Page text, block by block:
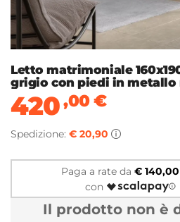
Letto matrimoniale
grigio con piedi in metallo
420,00€
Spedizione: € 20,90
Paga a rate da € 140,00
con
Il prodotto non è